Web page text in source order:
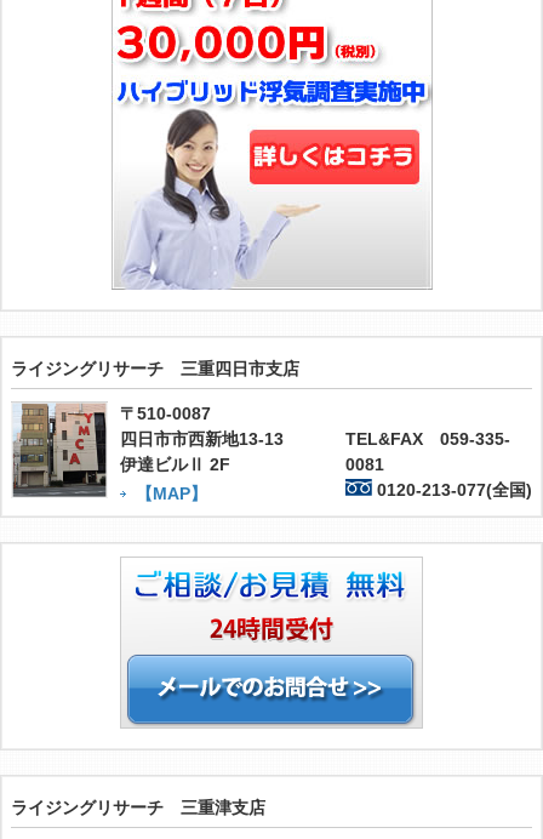
ライジングリサーチ 三重四日市支店
〒510-0087
四日市市西新地13-13
伊達ビルⅡ 2F
【MAP】
TEL&FAX 059-335-
0081
0120-213-077(全国)
ライジングリサーチ 三重津支店